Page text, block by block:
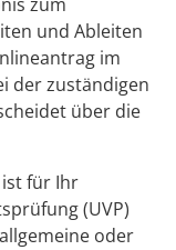
und Ableiten
im
der zuständigen
über die
für Ihr
(UVP)
oder